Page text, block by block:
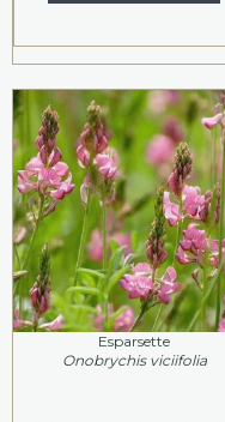
Esparsette
Onobrychis viciifolia